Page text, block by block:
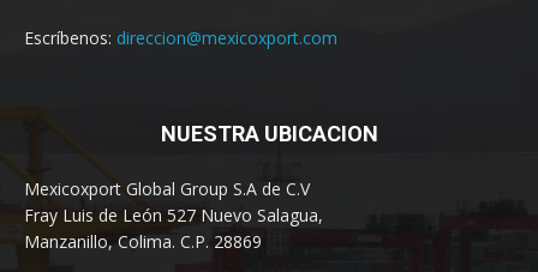
Escríbenos: direccion@mexicoxport.com
NUESTRA UBICACION
Mexicoxport Global Group S.A de C.V
Fray Luis de León 527 Nuevo Salagua,
Manzanillo, Colima. C.P. 28869